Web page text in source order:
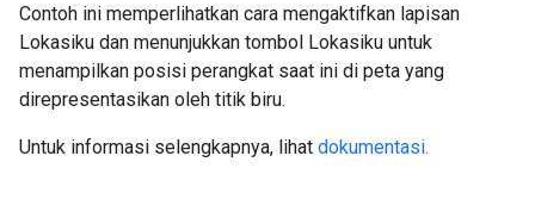
Contoh ini memperlihatkan cara mengaktifkan lapisan
Lokasiku dan menunjukkan tombol Lokasiku untuk
menampilkan posisi perangkat saat ini di peta yang
direpresentasikan oleh titik biru.
Untuk informasi selengkapnya, lihat dokumentasi.